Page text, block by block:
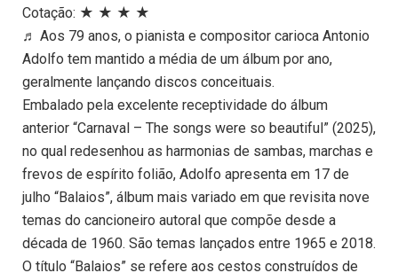
Cotação: ★ ★ ★ ★
♬ Aos 79 anos, o pianista e compositor carioca Antonio
Adolfo tem mantido a média de um álbum por ano,
geralmente lançando discos conceituais.
Embalado pela excelente receptividade do álbum
anterior “Carnaval – The songs were so beautiful” (2025),
no qual redesenhou as harmonias de sambas, marchas e
frevos de espírito folião, Adolfo apresenta em 17 de
julho “Balaios”, álbum mais variado em que revisita nove
temas do cancioneiro autoral que compõe desde a
década de 1960. São temas lançados entre 1965 e 2018.
O título “Balaios” se refere aos cestos construídos de